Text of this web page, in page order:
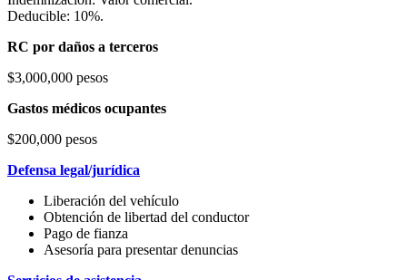
Deducible: 10%.
RC por daños a terceros
$3,000,000 pesos
Gastos médicos ocupantes
$200,000 pesos
Defensa legal/jurídica
Liberación del vehículo
Obtención de libertad del conductor
Pago de fianza
Asesoría para presentar denuncias